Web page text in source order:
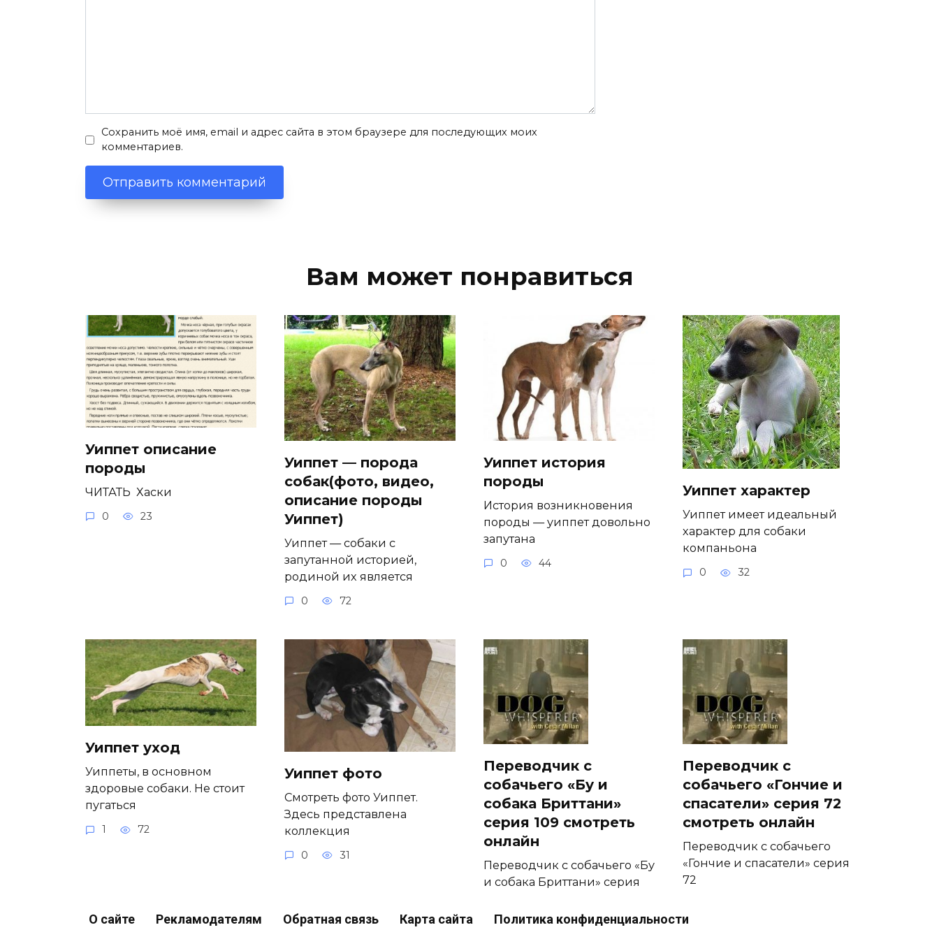
Сохранить моё имя, email и адрес сайта в этом браузере для последующих моих
комментариев.
Вам может понравиться
Уиппет описание
породы
ЧИТАТЬ Хаски
0 23
Уиппет — порода
собак(фото, видео,
описание породы
Уиппет)
Уиппет — собаки с
запутанной историей,
родиной их является
0 72
Уиппет история
породы
История возникновения
породы — уиппет довольно
запутана
0 44
Уиппет характер
Уиппет имеет идеальный
характер для собаки
компаньона
0 32
Уиппет уход
Уиппеты, в основном
здоровые собаки. Не стоит
пугаться
1 72
Уиппет фото
Смотреть фото Уиппет.
Здесь представлена
коллекция
0 31
Переводчик с
собачьего «Бу и
собака Бриттани»
серия 109 смотреть
онлайн
Переводчик с собачьего «Бу
и собака Бриттани» серия
Переводчик с
собачьего «Гончие и
спасатели» серия 72
смотреть онлайн
Переводчик с собачьего
«Гончие и спасатели» серия
72
О сайте Рекламодателям Обратная связь Карта сайта Политика конфиденциальности